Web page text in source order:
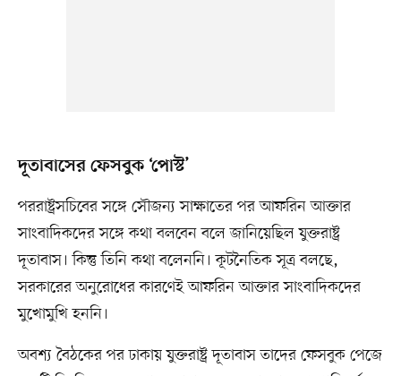
দূতাবাসের ফেসবুক ‘পোস্ট’
পররাষ্ট্রসচিবের সঙ্গে সৌজন্য সাক্ষাতের পর আফরিন আক্তার
সাংবাদিকদের সঙ্গে কথা বলবেন বলে জানিয়েছিল যুক্তরাষ্ট্র
দূতাবাস। কিন্তু তিনি কথা বলেননি। কূটনৈতিক সূত্র বলছে,
সরকারের অনুরোধের কারণেই আফরিন আক্তার সাংবাদিকদের
মুখোমুখি হননি।
অবশ্য বৈঠকের পর ঢাকায় যুক্তরাষ্ট্র দূতাবাস তাদের ফেসবুক পেজে